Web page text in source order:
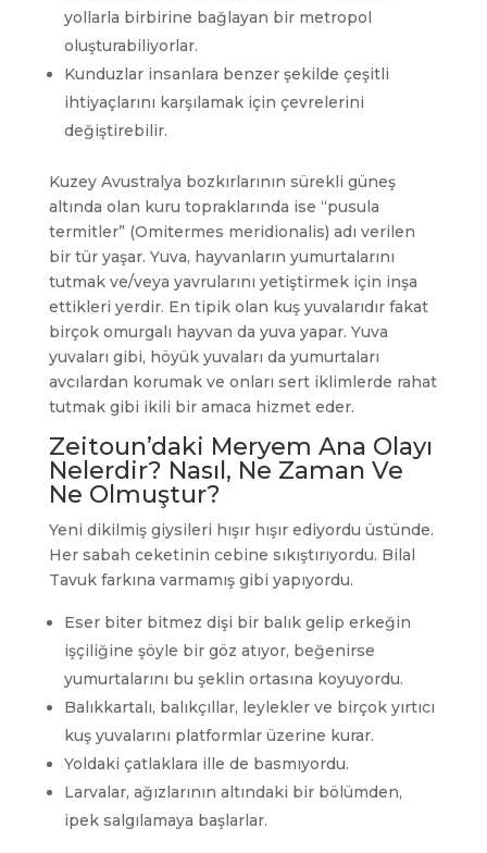
yollarla birbirine bağlayan bir metropol
oluşturabiliyorlar.
Kunduzlar insanlara benzer şekilde çeşitli
ihtiyaçlarını karşılamak için çevrelerini
değiştirebilir.
Kuzey Avustralya bozkırlarının sürekli güneş
altında olan kuru topraklarında ise “pusula
termitler” (Omitermes meridionalis) adı verilen
bir tür yaşar. Yuva, hayvanların yumurtalarını
tutmak ve/veya yavrularını yetiştirmek için inşa
ettikleri yerdir. En tipik olan kuş yuvalarıdır fakat
birçok omurgalı hayvan da yuva yapar. Yuva
yuvaları gibi, höyük yuvaları da yumurtaları
avcılardan korumak ve onları sert iklimlerde rahat
tutmak gibi ikili bir amaca hizmet eder.
Zeitoun’daki Meryem Ana Olayı
Nelerdir? Nasıl, Ne Zaman Ve
Ne Olmuştur?
Yeni dikilmiş giysileri hışır hışır ediyordu üstünde.
Her sabah ceketinin cebine sıkıştırıyordu. Bilal
Tavuk farkına varmamış gibi yapıyordu.
Eser biter bitmez dişi bir balık gelip erkeğin
işçiliğine şöyle bir göz atıyor, beğenirse
yumurtalarını bu şeklin ortasına koyuyordu.
Balıkkartalı, balıkçıllar, leylekler ve birçok yırtıcı
kuş yuvalarını platformlar üzerine kurar.
Yoldaki çatlaklara ille de basmıyordu.
Larvalar, ağızlarının altındaki bir bölümden,
ipek salgılamaya başlarlar.